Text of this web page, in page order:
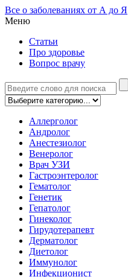
Все о заболеваниях от А до Я
Меню
Статьи
Про здоровье
Вопрос врачу
Аллерголог
Андролог
Анестезиолог
Венеролог
Врач УЗИ
Гастроэнтеролог
Гематолог
Генетик
Гепатолог
Гинеколог
Гирудотерапевт
Дерматолог
Диетолог
Иммунолог
Инфекционист